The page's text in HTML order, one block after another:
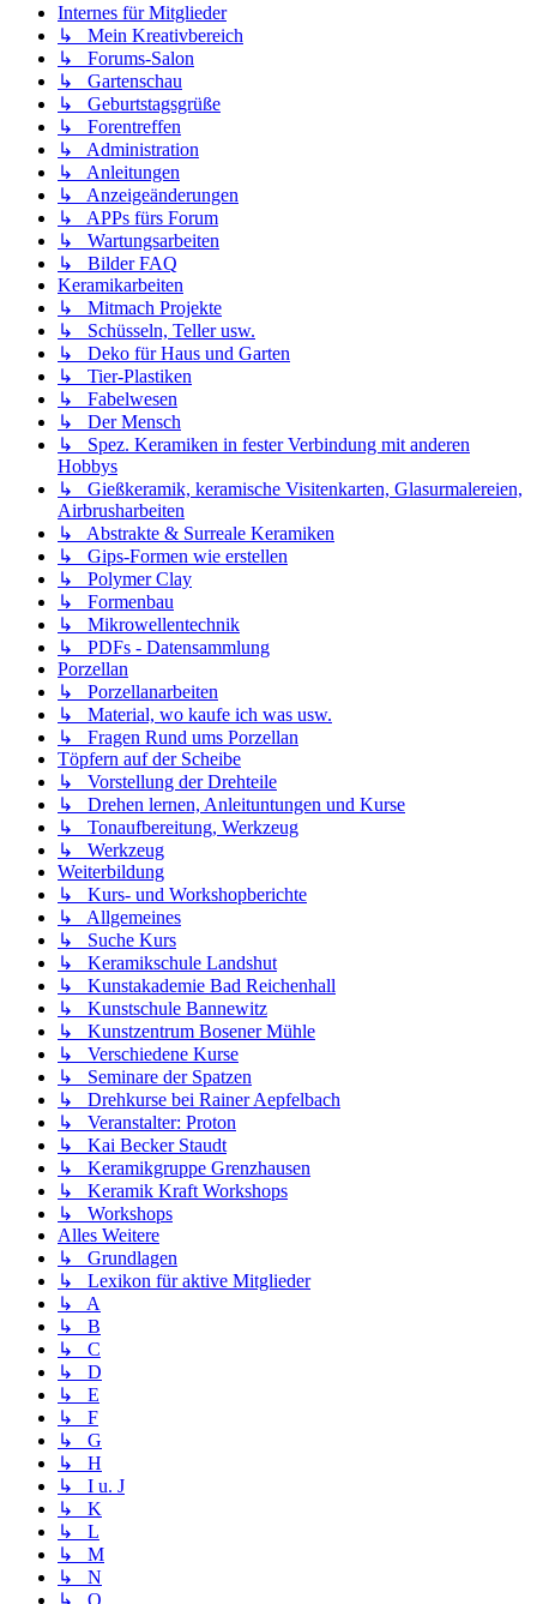
Internes für Mitglieder
↳ Mein Kreativbereich
↳ Forums-Salon
↳ Gartenschau
↳ Geburtstagsgrüße
↳ Forentreffen
↳ Administration
↳ Anleitungen
↳ Anzeigeänderungen
↳ APPs fürs Forum
↳ Wartungsarbeiten
↳ Bilder FAQ
Keramikarbeiten
↳ Mitmach Projekte
↳ Schüsseln, Teller usw.
↳ Deko für Haus und Garten
↳ Tier-Plastiken
↳ Fabelwesen
↳ Der Mensch
↳ Spez. Keramiken in fester Verbindung mit anderen
Hobbys
↳ Gießkeramik, keramische Visitenkarten, Glasurmalereien,
Airbrusharbeiten
↳ Abstrakte & Surreale Keramiken
↳ Gips-Formen wie erstellen
↳ Polymer Clay
↳ Formenbau
↳ Mikrowellentechnik
↳ PDFs - Datensammlung
Porzellan
↳ Porzellanarbeiten
↳ Material, wo kaufe ich was usw.
↳ Fragen Rund ums Porzellan
Töpfern auf der Scheibe
↳ Vorstellung der Drehteile
↳ Drehen lernen, Anleituntungen und Kurse
↳ Tonaufbereitung, Werkzeug
↳ Werkzeug
Weiterbildung
↳ Kurs- und Workshopberichte
↳ Allgemeines
↳ Suche Kurs
↳ Keramikschule Landshut
↳ Kunstakademie Bad Reichenhall
↳ Kunstschule Bannewitz
↳ Kunstzentrum Bosener Mühle
↳ Verschiedene Kurse
↳ Seminare der Spatzen
↳ Drehkurse bei Rainer Aepfelbach
↳ Veranstalter: Proton
↳ Kai Becker Staudt
↳ Keramikgruppe Grenzhausen
↳ Keramik Kraft Workshops
↳ Workshops
Alles Weitere
↳ Grundlagen
↳ Lexikon für aktive Mitglieder
↳ A
↳ B
↳ C
↳ D
↳ E
↳ F
↳ G
↳ H
↳ I u. J
↳ K
↳ L
↳ M
↳ N
↳ O